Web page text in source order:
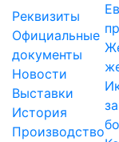
Реквизиты
Официальные
документы
Новости
Выставки
История
Производство